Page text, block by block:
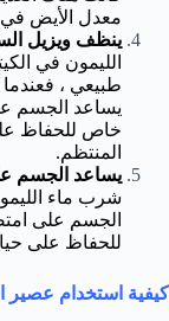
معدل الأيض
ينظف ويزيل
الليمون في
طبيعي ،
يساعد الجسم
خاص للحفاظ
المنتظم.
يساعد الجسم
شرب ماء
الجسم على
للحفاظ على
كيفية استخدام عصير